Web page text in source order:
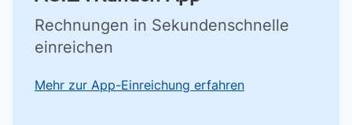
Rechnungen in Sekundenschnelle
einreichen
Mehr zur App-Einreichung erfahren